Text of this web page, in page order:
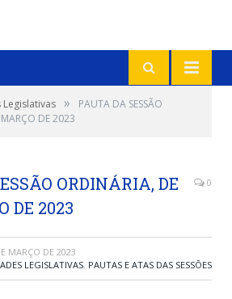
»
PAUTA DA SESSÃO
DE 2023
ORDINÁRIA, DE
DE 2023
0
MARÇO DE 2023
LEGISLATIVAS, PAUTAS E ATAS DAS SESSÕES